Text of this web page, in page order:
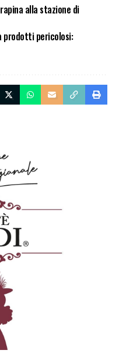
alla stazione di
prodotti pericolosi: